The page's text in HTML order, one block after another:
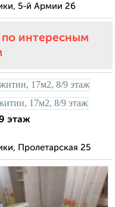
5-й Армии 26
по интересным
этаж
Пролетарская 25